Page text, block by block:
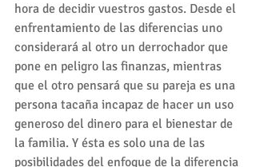
hora de decidir vuestros gastos. Desde el
enfrentamiento de las diferencias uno
considerará al otro un derrochador que
pone en peligro las finanzas, mientras
que el otro pensará que su pareja es una
persona tacaña incapaz de hacer un uso
generoso del dinero para el bienestar de
la familia. Y ésta es solo una de las
posibilidades del enfoque de la diferencia